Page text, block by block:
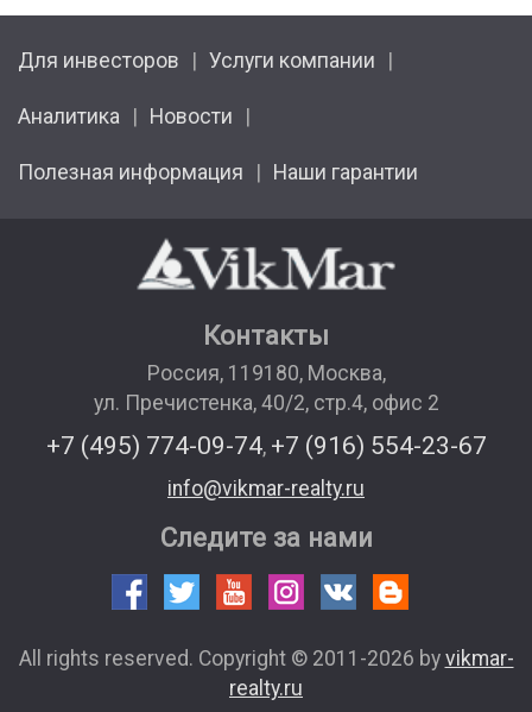
Для инвесторов Услуги компании
Аналитика Новости
Полезная информация Наши гарантии
Контакты
Россия, 119180, Москва,
ул. Пречистенка, 40/2, стр.4, офис 2
+7 (495) 774-09-74, +7 (916) 554-23-67
info@vikmar-realty.ru
Следите за нами
All rights reserved. Copyright © 2011-2026 by vikmar-
realty.ru